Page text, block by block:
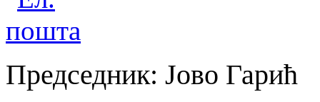
Председник: Јово Гарић